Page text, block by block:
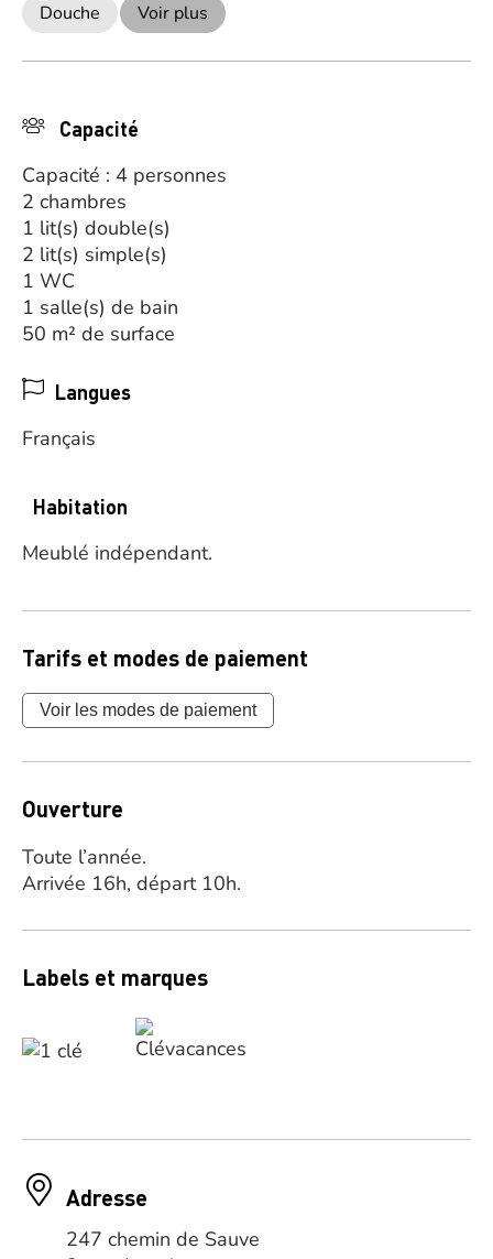
Douche
Voir plus
Capacité
Capacité : 4 personnes
2 chambres
1 lit(s) double(s)
2 lit(s) simple(s)
1 WC
1 salle(s) de bain
50 m² de surface
Langues
Français
Habitation
Meublé indépendant.
Tarifs et modes de paiement
Voir les modes de paiement
Ouverture
Toute l’année.
Arrivée 16h, départ 10h.
Labels et marques
Adresse
247 chemin de Sauve